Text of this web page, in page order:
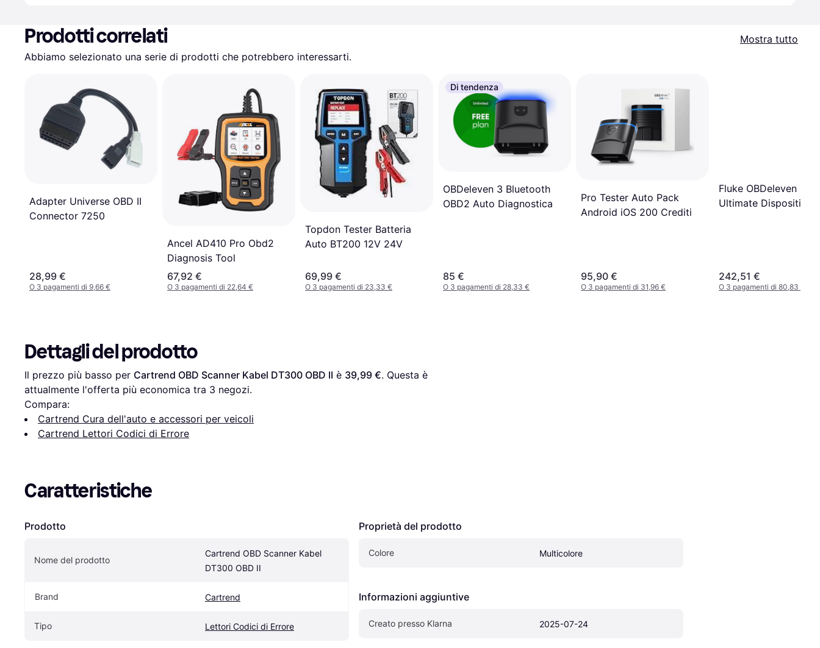
Prodotti correlati
Mostra tutto
Abbiamo selezionato una serie di prodotti che potrebbero interessarti.
Adapter Universe OBD II
Connector 7250
28,99 €
O 3 pagamenti di 9,66 €
Ancel AD410 Pro Obd2
Diagnosis Tool
67,92 €
O 3 pagamenti di 22,64 €
Topdon Tester Batteria
Auto BT200 12V 24V
69,99 €
O 3 pagamenti di 23,33 €
Di tendenza
OBDeleven 3 Bluetooth
OBD2 Auto Diagnostica
85 €
O 3 pagamenti di 28,33 €
Pro Tester Auto Pack
Android iOS 200 Crediti
95,90 €
O 3 pagamenti di 31,96 €
Fluke OBDeleven 3
Ultimate Dispositivo
242,51 €
O 3 pagamenti di 80,83 €
Dettagli del prodotto
Il prezzo più basso per Cartrend OBD Scanner Kabel DT300 OBD II è 39,99 €. Questa è
attualmente l'offerta più economica tra 3 negozi.
Compara:
Cartrend Cura dell'auto e accessori per veicoli
Cartrend Lettori Codici di Errore
Caratteristiche
Prodotto
Nome del prodotto
Cartrend OBD Scanner Kabel
DT300 OBD II
Brand Cartrend
Tipo Lettori Codici di Errore
Proprietà del prodotto
Colore Multicolore
Informazioni aggiuntive
Creato presso Klarna 2025-07-24